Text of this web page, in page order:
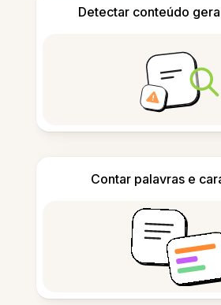
Detectar conteúdo
Contar palavras e